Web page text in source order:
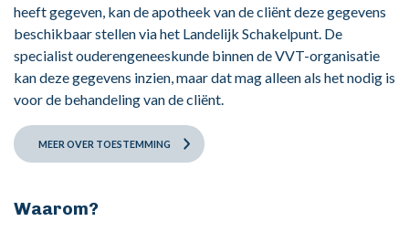
heeft gegeven, kan de apotheek van de cliënt deze gegevens
beschikbaar stellen via het Landelijk Schakelpunt. De
specialist ouderengeneeskunde binnen de VVT-organisatie
kan deze gegevens inzien, maar dat mag alleen als het nodig is
voor de behandeling van de cliënt.
MEER OVER TOESTEMMING
Waarom?